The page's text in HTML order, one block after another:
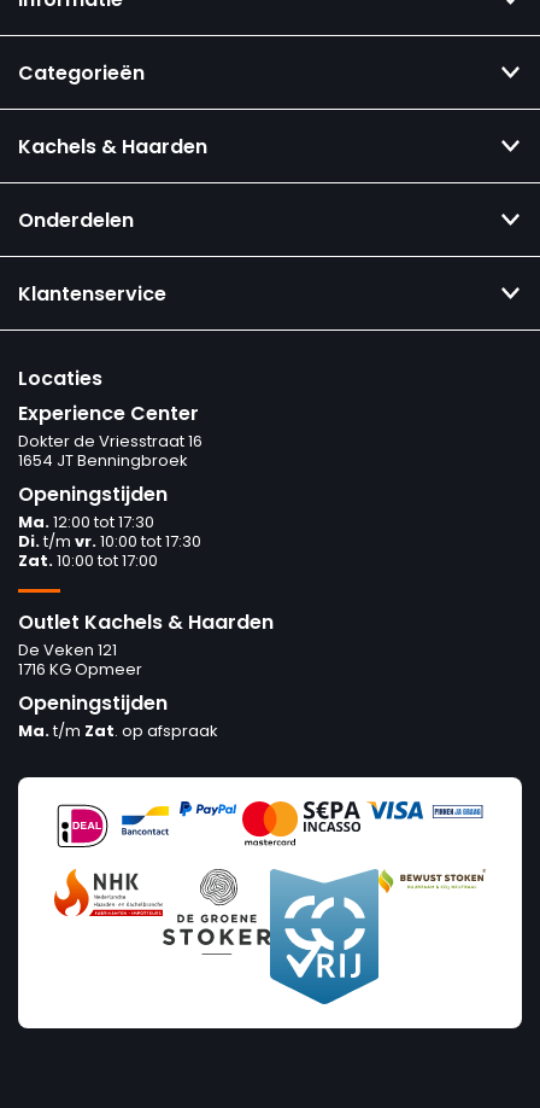
Categorieën
Kachels & Haarden
Onderdelen
Klantenservice
Locaties
Experience Center
Dokter de Vriesstraat 16
1654 JT Benningbroek
Openingstijden
Ma.12:00 tot 17:30
Di.t/m vr.10:00 tot 17:30
Zat.10:00 tot 17:00
Outlet Kachels & Haarden
De Veken 121
1716 KG Opmeer
Openingstijden
Ma.t/m Zat. op afspraak